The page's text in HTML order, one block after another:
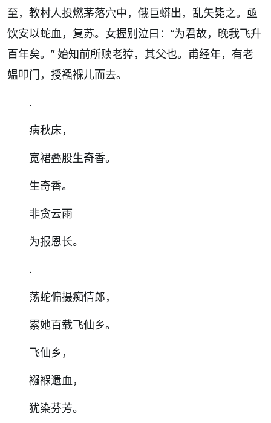
至，教村人投燃茅落穴中，俄巨蟒出，乱矢毙之。亟
饮安以蛇血，复苏。女握别泣曰：“为君故，晚我飞升
百年矣。” 始知前所赎老獐，其父也。甫经年，有老
媪叩门，授襁褓儿而去。
.
病秋床，
宽裙叠股生奇香。
生奇香。
非贪云雨
为报恩长。
.
荡蛇偏摄痴情郎，
累她百载飞仙乡。
飞仙乡，
襁褓遗血，
犹染芬芳。